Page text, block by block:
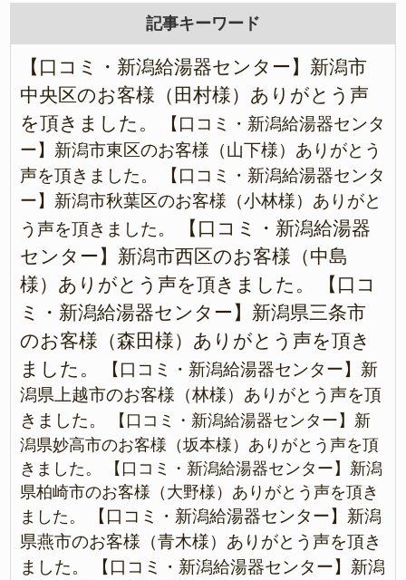
記事キーワード
【口コミ・新潟給湯器センター】新潟市
中央区のお客様（田村様）ありがとう声
を頂きました。
【口コミ・新潟給湯器センタ
ー】新潟市東区のお客様（山下様）ありがとう
声を頂きました。
【口コミ・新潟給湯器センタ
ー】新潟市秋葉区のお客様（小林様）ありがと
う声を頂きました。
【口コミ・新潟給湯器
センター】新潟市西区のお客様（中島
様）ありがとう声を頂きました。
【口コ
ミ・新潟給湯器センター】新潟県三条市
のお客様（森田様）ありがとう声を頂き
ました。
【口コミ・新潟給湯器センター】新
潟県上越市のお客様（林様）ありがとう声を頂
きました。
【口コミ・新潟給湯器センター】新
潟県妙高市のお客様（坂本様）ありがとう声を頂
きました。
【口コミ・新潟給湯器センター】新潟
県柏崎市のお客様（大野様）ありがとう声を頂き
ました。
【口コミ・新潟給湯器センター】新潟
県燕市のお客様（青木様）ありがとう声を頂き
ました。
【口コミ・新潟給湯器センター】新潟